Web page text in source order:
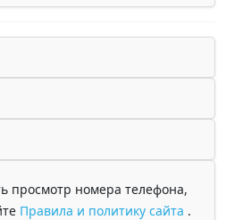
просмотр номера телефона,
Правила и политику сайта .